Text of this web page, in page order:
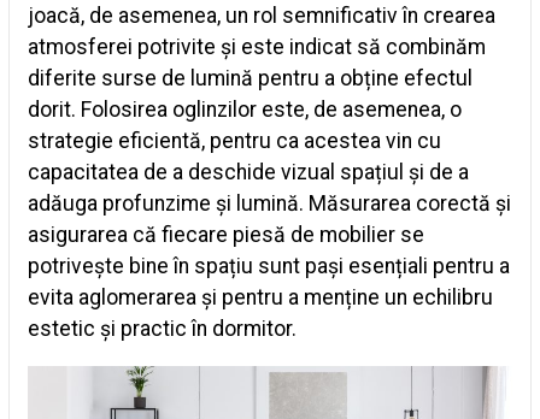
joacă, de asemenea, un rol semnificativ în crearea
atmosferei potrivite și este indicat să combinăm
diferite surse de lumină pentru a obține efectul
dorit. Folosirea oglinzilor este, de asemenea, o
strategie eficientă, pentru ca acestea vin cu
capacitatea de a deschide vizual spațiul și de a
adăuga profunzime și lumină. Măsurarea corectă și
asigurarea că fiecare piesă de mobilier se
potrivește bine în spațiu sunt pași esențiali pentru a
evita aglomerarea și pentru a menține un echilibru
estetic și practic în dormitor.